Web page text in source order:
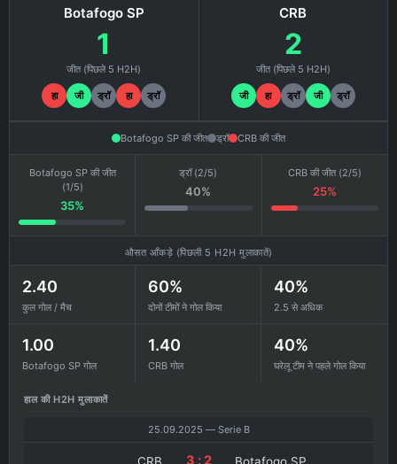
Botafogo SP
1
जीत (पिछले 5 H2H)
हा जी ड्रॉ हा ड्रॉ
CRB
2
जीत (पिछले 5 H2H)
जी हा ड्रॉ जी ड्रॉ
Botafogo SP की जीत ड्रॉ CRB की जीत
Botafogo SP की जीत
(1/5)
35%
ड्रॉ (2/5)
40%
CRB की जीत (2/5)
25%
औसत आँकड़े (पिछली 5 H2H मुलाकातें)
2.40
कुल गोल / मैच
60%
दोनों टीमों ने गोल किया
40%
2.5 से अधिक
1.00
Botafogo SP गोल
1.40
CRB गोल
40%
घरेलू टीम ने पहले गोल किया
हाल की H2H मुलाकातें
25.09.2025 — Serie B
CRB 3 : 2 Botafogo SP